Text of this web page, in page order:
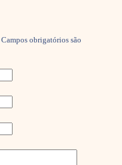
Campos obrigatórios são